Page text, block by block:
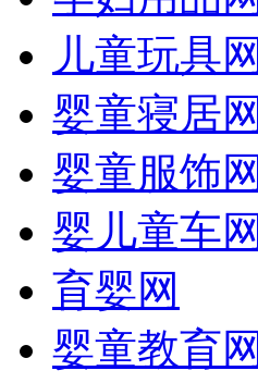
儿童玩具网
婴童寝居网
婴童服饰网
婴儿童车网
育婴网
婴童教育网